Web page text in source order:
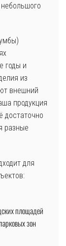
годы и
из
внешний
продукция
достаточно
разные
для
площадей
зон